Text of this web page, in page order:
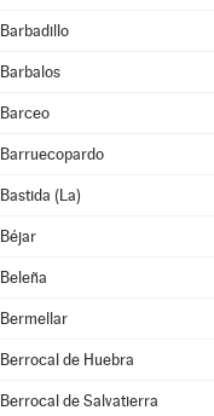
Barbadillo
Barbalos
Barceo
Barruecopardo
Bastida (La)
Béjar
Beleña
Bermellar
Berrocal de Huebra
Berrocal de Salvatierra